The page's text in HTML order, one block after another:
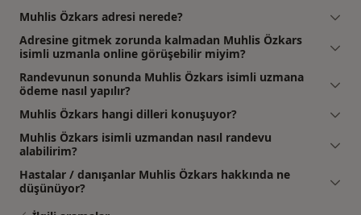
Muhlis Özkars adresi nerede?
Adresine gitmek zorunda kalmadan Muhlis Özkars
isimli uzmanla online görüşebilir miyim?
Randevunun sonunda Muhlis Özkars isimli uzmana
ödeme nasıl yapılır?
Muhlis Özkars hangi dilleri konuşuyor?
Muhlis Özkars isimli uzmandan nasıl randevu
alabilirim?
Hastalar / danışanlar Muhlis Özkars hakkında ne
düşünüyor?